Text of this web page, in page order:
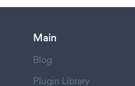
Main
Blog
Plugin Library